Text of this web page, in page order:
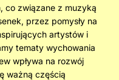
co związane z muzyką
przez pomysły na
artystów i
tematy wychowania
wpływa na rozwój
ważną częścią